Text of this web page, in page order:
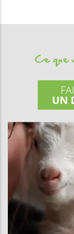
Ce que